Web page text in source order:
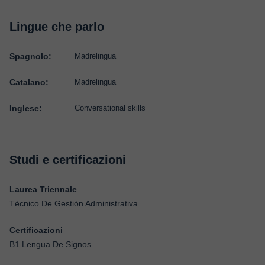
Lingue che parlo
Spagnolo: Madrelingua
Catalano: Madrelingua
Inglese: Conversational skills
Studi e certificazioni
Laurea Triennale
Técnico De Gestión Administrativa
Certificazioni
B1 Lengua De Signos